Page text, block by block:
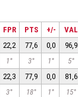
FPR PTS +/-
VAL
22,2 77,6 0,0
96,9
1° 3° 1°
5°
22,3 77,9 0,0
81,6
3° 18° 1° 15°